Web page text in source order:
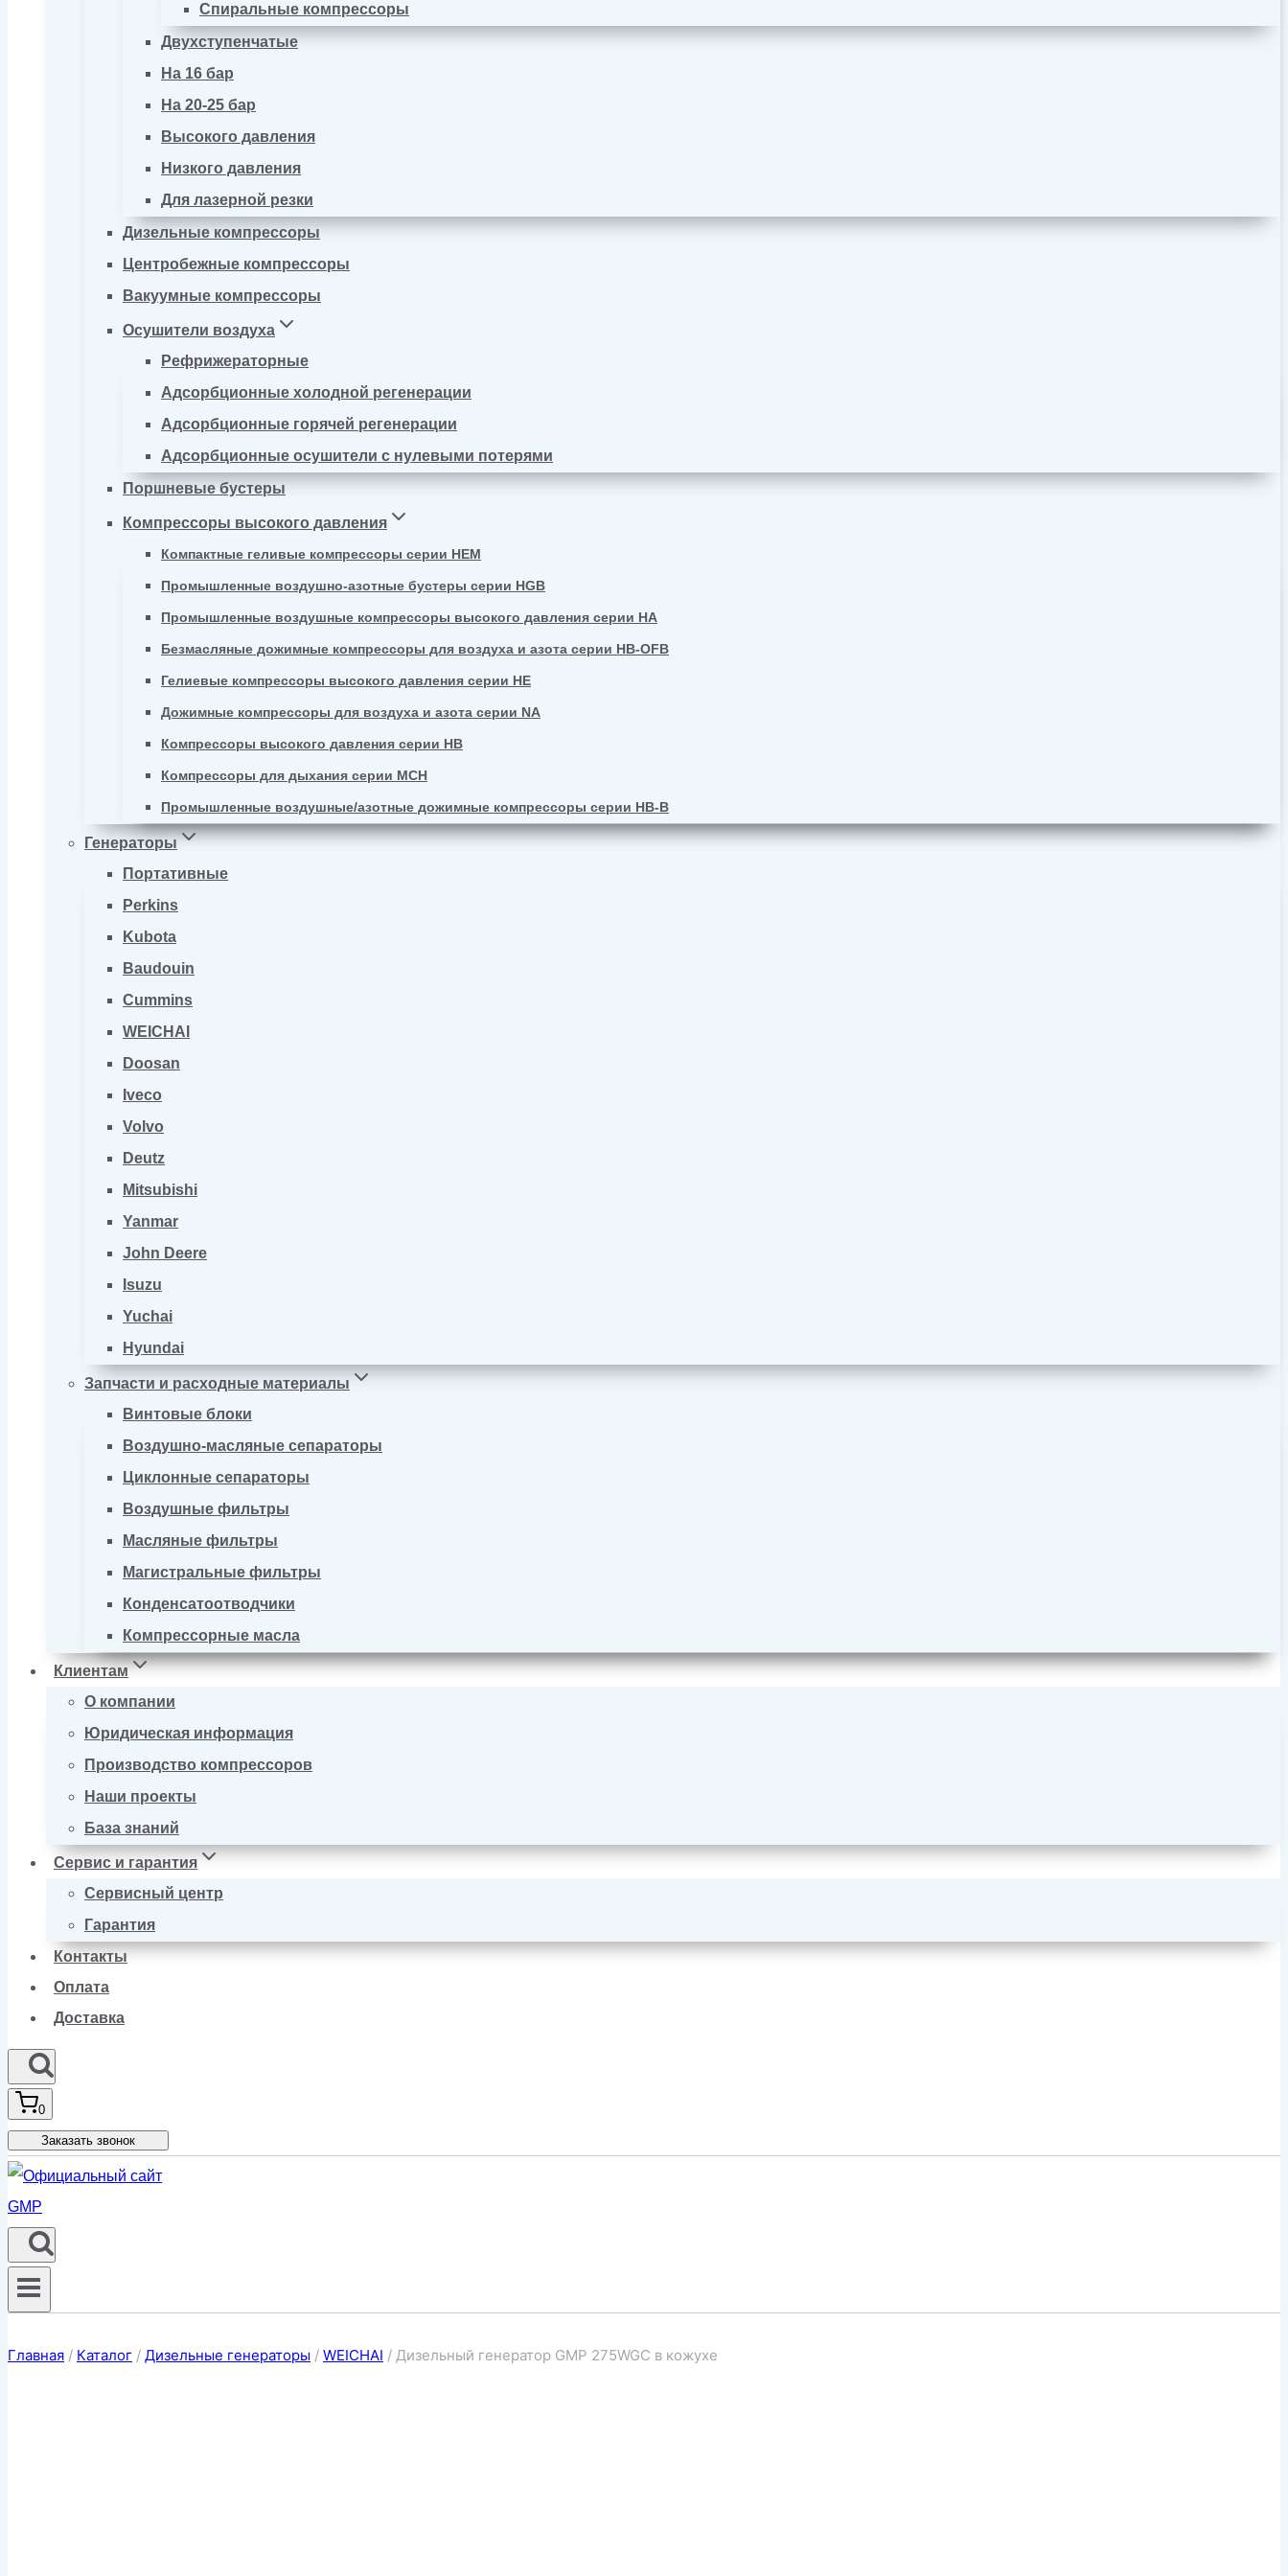
Спиральные компрессоры
Двухступенчатые
На 16 бар
На 20-25 бар
Высокого давления
Низкого давления
Для лазерной резки
Дизельные компрессоры
Центробежные компрессоры
Вакуумные компрессоры
Осушители воздуха
Рефрижераторные
Адсорбционные холодной регенерации
Адсорбционные горячей регенерации
Адсорбционные осушители с нулевыми потерями
Поршневые бустеры
Компрессоры высокого давления
Компактные геливые компрессоры серии HEM
Промышленные воздушно-азотные бустеры серии HGB
Промышленные воздушные компрессоры высокого давления серии HA
Безмасляные дожимные компрессоры для воздуха и азота серии HB-OFB
Гелиевые компрессоры высокого давления серии HE
Дожимные компрессоры для воздуха и азота серии NA
Компрессоры высокого давления серии HB
Компрессоры для дыхания серии MCH
Промышленные воздушные/азотные дожимные компрессоры серии HB-B
Генераторы
Портативные
Perkins
Kubota
Baudouin
Cummins
WEICHAI
Doosan
Iveco
Volvo
Deutz
Mitsubishi
Yanmar
John Deere
Isuzu
Yuchai
Hyundai
Запчасти и расходные материалы
Винтовые блоки
Воздушно-масляные сепараторы
Циклонные сепараторы
Воздушные фильтры
Масляные фильтры
Магистральные фильтры
Конденсатоотводчики
Компрессорные масла
Клиентам
О компании
Юридическая информация
Производство компрессоров
Наши проекты
База знаний
Сервис и гарантия
Сервисный центр
Гарантия
Контакты
Оплата
Доставка
0
Заказать звонок
Главная / Каталог / Дизельные генераторы / WEICHAI / Дизельный генератор GMP 275WGC в кожухе